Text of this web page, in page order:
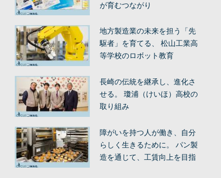
が育むつながり
地方製造業の未来を担う「先
駆者」を育てる、 松山工業高
等学校のロボット教育
長崎の伝統を継承し、進化さ
せる。 瓊浦（けいほ）高校の
取り組み
障がいを持つ人が働き、自分
らしく生きるために。 パン製
造を通じて、工賃向上を目指